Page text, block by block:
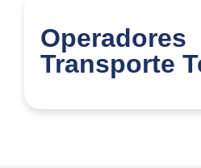
Operadores
Transporte